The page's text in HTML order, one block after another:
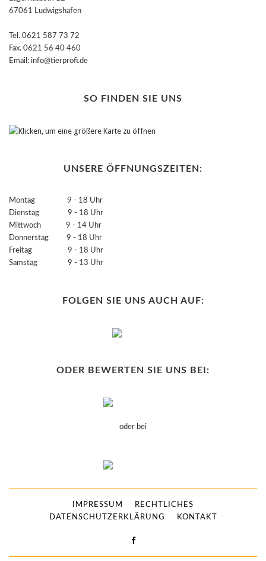
67061 Ludwigshafen
Tel. 0621 587 73 72
Fax. 0621 56 40 460
Email: info@tierprofi.de
SO FINDEN SIE UNS
UNSERE ÖFFNUNGSZEITEN:
Montag 9 - 18 Uhr
Dienstag 9 - 18 Uhr
Mittwoch 9 - 14 Uhr
Donnerstag 9 - 18 Uhr
Freitag 9 - 18 Uhr
Samstag 9 - 13 Uhr
FOLGEN SIE UNS AUCH AUF:
ODER BEWERTEN SIE UNS BEI:
oder bei
IMPRESSUM
RECHTLICHES
DATENSCHUTZERKLÄRUNG
KONTAKT